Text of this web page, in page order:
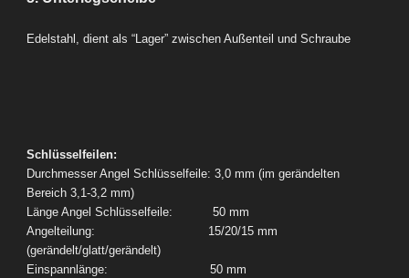
Edelstahl, dient als “Lager” zwischen Außenteil und Schraube
Schlüsselfeilen:
Durchmesser Angel Schlüsselfeile: 3,0 mm (im gerändelten
Bereich 3,1-3,2 mm)
Länge Angel Schlüsselfeile: 50 mm
Angelteilung: 15/20/15 mm
(gerändelt/glatt/gerändelt)
Einspannlänge: 50 mm